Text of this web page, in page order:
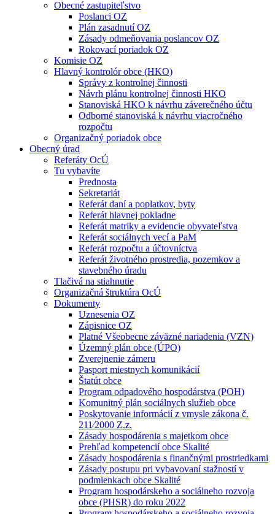
Obecné zastupiteľstvo
Poslanci OZ
Plán zasadnutí OZ
Zásady odmeňovania poslancov OZ
Rokovací poriadok OZ
Komisie OZ
Hlavný kontrolór obce (HKO)
Správy z kontrolnej činnosti
Návrh plánu kontrolnej činnosti HKO
Stanoviská HKO k návrhu záverečného účtu
Odborné stanoviská k návrhu viacročného
rozpočtu
Organizačný poriadok obce
Obecný úrad
Referáty OcÚ
Tu vybavíte
Prednosta
Sekretariát
Referát daní a poplatkov, byty
Referát hlavnej pokladne
Referát matriky a evidencie obyvateľstva
Referát sociálnych vecí a PaM
Referát rozpočtu a účtovníctva
Referát životného prostredia, pozemkov a
stavebného úradu
Tlačivá na stiahnutie
Organizačná štruktúra OcÚ
Dokumenty
Uznesenia OZ
Zápisnice OZ
Platné Všeobecne záväzné nariadenia (VZN)
Územný plán obce (ÚPO)
Zverejnenie zámeru
Pasport miestnych komunikácií
Štatút obce
Program odpadového hospodárstva (POH)
Komunitný plán sociálnych služieb obce
Poskytovanie informácií z vmysle zákona č.
211⁄2000 Z.z.
Zásady hospodárenia s majetkom obce
Prehľad kompetencií obce Skalité
Zásady hospodárenia s finančnými prostriedkami
Zásady postupu pri vybavovaní stažností v
podmienkach obce Skalité
Program hospodárskeho a sociálneho rozvoja
obce (PHSR) do roku 2022